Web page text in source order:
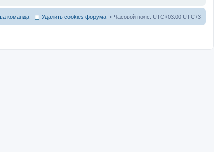
Часовой пояс: UTC+03:00 UTC+3
Удалить cookies форума
команда